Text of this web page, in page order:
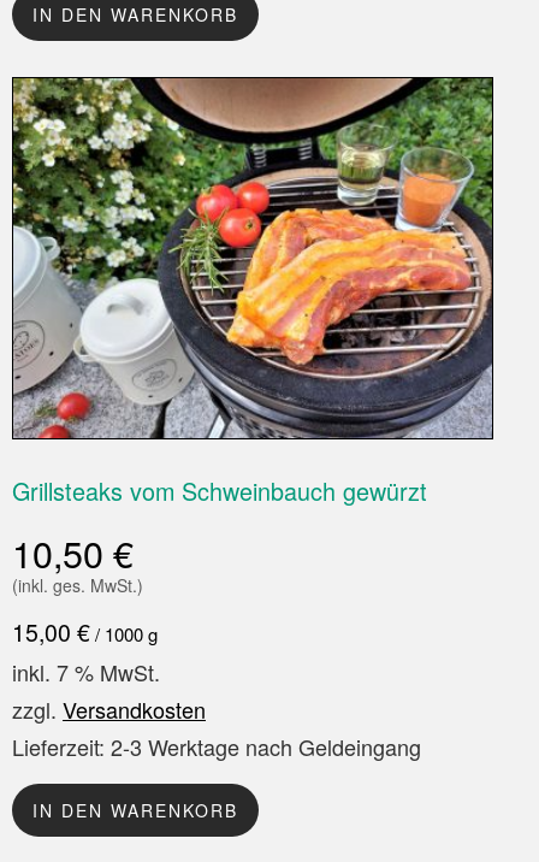
IN DEN WARENKORB
Grillsteaks vom Schweinbauch gewürzt
10,50 €
(inkl. ges. MwSt.)
15,00 €/ 1000g
inkl. 7 % MwSt.
zzgl. Versandkosten
Lieferzeit: 2-3 Werktage nach Geldeingang
IN DEN WARENKORB